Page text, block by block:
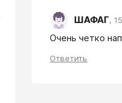
ШАФАГ,
Очень четко
Ответить